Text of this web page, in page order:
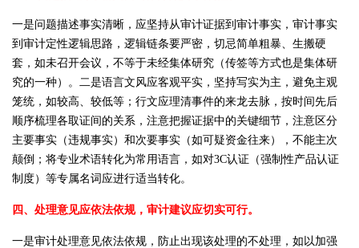
一是问题描述事实清晰，应坚持从审计证据到审计事实，审计事实
到审计定性逻辑思路，逻辑链条要严密，切忌简单粗暴、生搬硬
套，如未召开会议，不等于未经集体研究（传签等方式也是集体研
究的一种）。二是语言文风应客观平实，坚持写实为主，避免主观
笼统，如较高、较低等；行文应理清事件的来龙去脉，按时间先后
顺序梳理各取证间的关系，注意把握证据中的关键细节，注意区分
主要事实（违规事实）和次要事实（如可疑资金往来），不能主次
颠倒；将专业术语转化为常用语言，如对3C认证（强制性产品认证
制度）等专属名词应进行适当转化。
四、处理意见应依法依规，审计建议应切实可行。
一是审计处理意见依法依规，防止出现该处理的不处理，如以加强